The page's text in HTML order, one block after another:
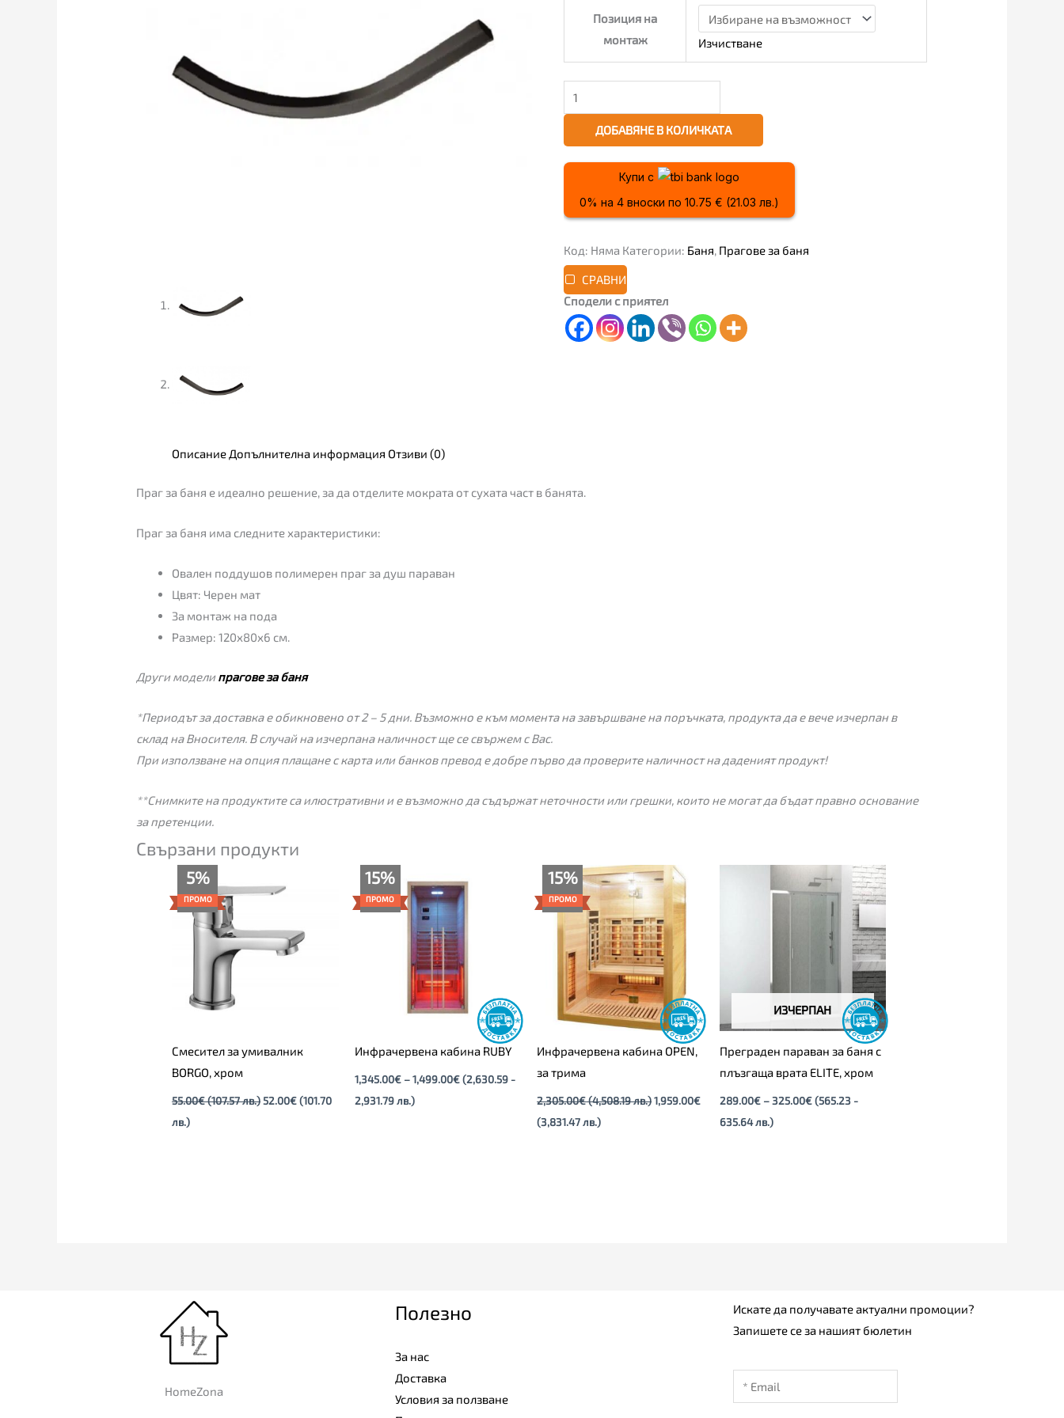
Позиция на
монтаж
Изчистване
ДОБАВЯНЕ В КОЛИЧКАТА
Купи с
0% на 4 вноски по 10.75 € (21.03 лв.)
Код: Няма Категории: Баня, Прагове за баня
СРАВНИ
Сподели с приятел
Описание Допълнителна информация Отзиви (0)
Праг за баня е идеално решение, за да отделите мократа от сухата част в банята.
Праг за баня има следните характеристики:
Овален поддушов полимерен праг за душ параван
Цвят: Черен мат
За монтаж на пода
Размер: 120х80х6 см.
Други модели прагове за баня
*Периодът за доставка е обикновено от 2 – 5 дни. Възможно е към момента на завършване на поръчката, продукта да е вече изчерпан в
склад на Вносителя. В случай на изчерпана наличност ще се свържем с Вас.
При използване на опция плащане с карта или банков превод е добре първо да проверите наличност на даденият продукт!
**Снимките на продуктите са илюстративни и е възможно да съдържат неточности или грешки, които не могат да бъдат правно основание
за претенции.
Свързани продукти
5%
ПРОМО
Смесител за умивалник
BORGO, хром
55.00€(107.57 лв.)
price
was:
лв.).
52.00€(101.70
лв.)
Текущата
цена
е:
52.00€
(101.70
лв.).
15%
ПРОМО
Инфрачервена кабина RUBY
1,345.00€ – 1,499.00€
range:
1,345.00€
(2,630.59 -
2,931.79 лв.)
15%
ПРОМО
Инфрачервена кабина OPEN,
за трима
2,305.00€(4,508.19 лв.)
Original
price
was:
2,305.00€
(4,508.19
лв.).
1,959.00€
(3,831.47 лв.)
Текущата
цена
1,959.00€
(3,831.47
лв.).
ИЗЧЕРПАН
Преграден параван за баня с
плъзгаща врата ELITЕ, хром
289.00€ – 325.00€
range:
289.00€
(565.23 -
635.64 лв.)
HomeZona
Полезно
За нас
Доставка
Условия за ползване
Искате да получавате актуални промоции?
Запишете се за нашият бюлетин